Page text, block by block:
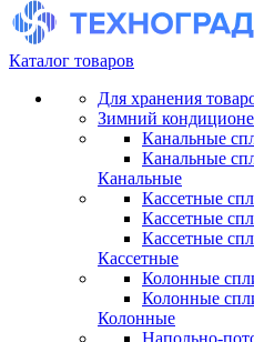
Каталог товаров
Для хранения
Зимний
Канальные
Канальные
Канальные
Кассетные
Кассетные
Кассетные
Кассетные
Колонные
Колонные
Колонные
Напольно-